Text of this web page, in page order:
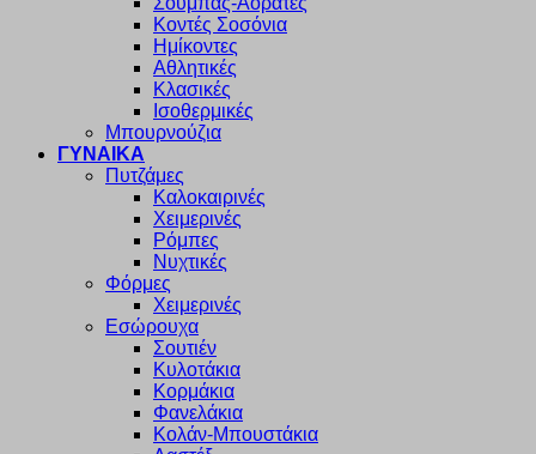
Κοντές Σοσόνια
Ημίκοντες
Αθλητικές
Κλασικές
Ισοθερμικές
Μπουρνούζια
ΓΥΝΑΙΚΑ
Πυτζάμες
Καλοκαιρινές
Χειμερινές
Ρόμπες
Νυχτικές
Φόρμες
Χειμερινές
Εσώρουχα
Σουτιέν
Κυλοτάκια
Κορμάκια
Φανελάκια
Κολάν-Μπουστάκια